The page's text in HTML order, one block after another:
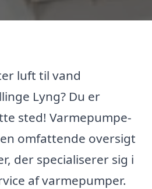
luft til vand
Lyng? Du er
sted! Varmepumpe-
omfattende oversigt
der specialiserer sig i
af varmepumper.